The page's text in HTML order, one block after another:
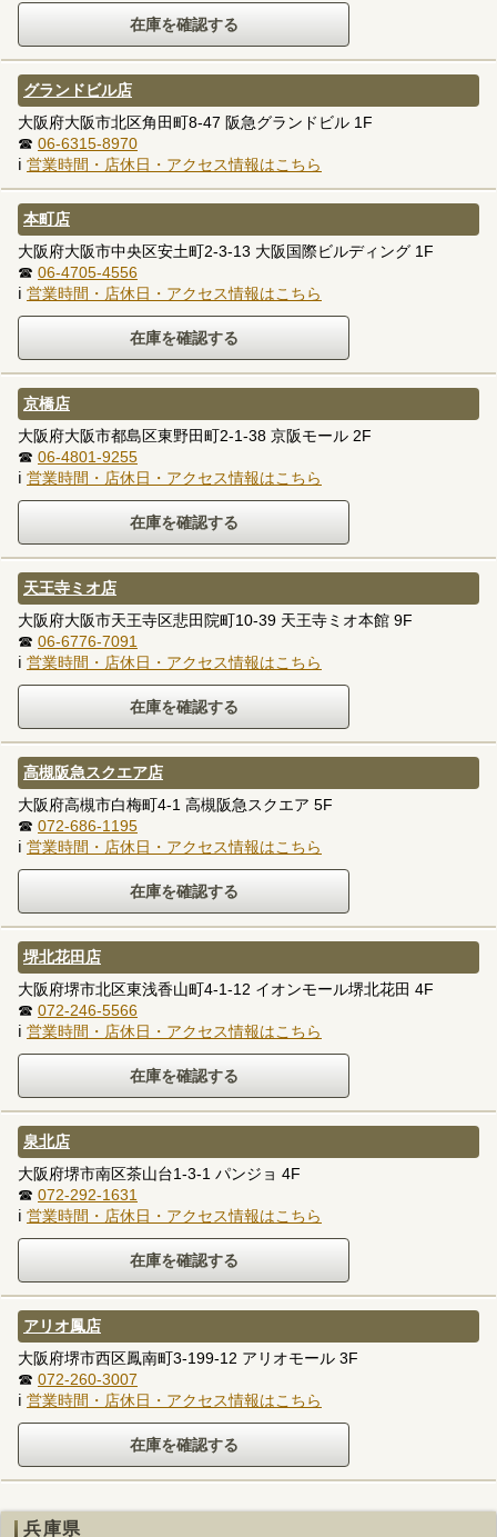
グランドビル店
大阪府大阪市北区角田町8-47 阪急グランドビル 1F
☎ 06-6315-8970
ℹ 営業時間・店休日・アクセス情報はこちら
本町店
大阪府大阪市中央区安土町2-3-13 大阪国際ビルディング 1F
☎ 06-4705-4556
ℹ 営業時間・店休日・アクセス情報はこちら
京橋店
大阪府大阪市都島区東野田町2-1-38 京阪モール 2F
☎ 06-4801-9255
ℹ 営業時間・店休日・アクセス情報はこちら
天王寺ミオ店
大阪府大阪市天王寺区悲田院町10-39 天王寺ミオ本館 9F
☎ 06-6776-7091
ℹ 営業時間・店休日・アクセス情報はこちら
高槻阪急スクエア店
大阪府高槻市白梅町4-1 高槻阪急スクエア 5F
☎ 072-686-1195
ℹ 営業時間・店休日・アクセス情報はこちら
堺北花田店
大阪府堺市北区東浅香山町4-1-12 イオンモール堺北花田 4F
☎ 072-246-5566
ℹ 営業時間・店休日・アクセス情報はこちら
泉北店
大阪府堺市南区茶山台1-3-1 パンジョ 4F
☎ 072-292-1631
ℹ 営業時間・店休日・アクセス情報はこちら
アリオ鳳店
大阪府堺市西区鳳南町3-199-12 アリオモール 3F
☎ 072-260-3007
ℹ 営業時間・店休日・アクセス情報はこちら
兵庫県